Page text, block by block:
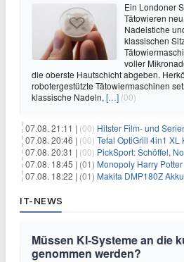
Ein Londoner
Tätowieren
Nadelstiche
klassischen
voller
die oberste Hautschicht abgeben.
robotergestützte Tätowiermaschinen
klassische Nadeln, […] (00)
07.08. 21:11 | (00) Hitster Film- und Serien-
07.08. 20:46 | (00) Tefal OptiGrill 4in1 XL
07.08. 20:31 | (00) PickSport: Schöffel, North
07.08. 18:45 | (01) Monopoly Harry
07.08. 18:22 | (01) Makita DMP180Z
IT-NEWS
Müssen KI-Systeme an die
genommen werden?